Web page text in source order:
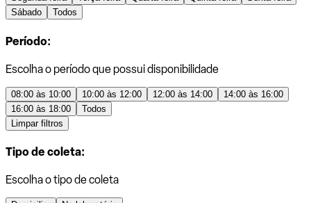
Sábado
Todos
Período:
Escolha o período que possui disponibilidade
08:00 às 10:00 10:00 às 12:00 12:00 às 14:00
14:00 às 16:00
16:00 às 18:00
Todos
Limpar filtros
Tipo de coleta:
Escolha o tipo de coleta